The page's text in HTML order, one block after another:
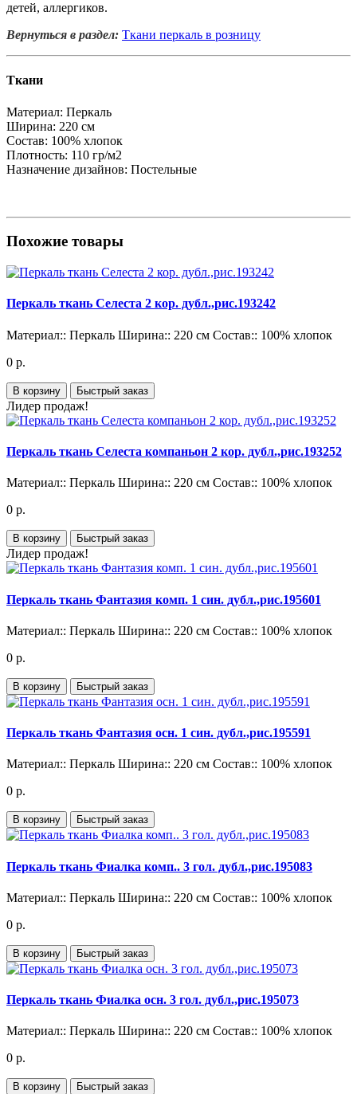
детей, аллергиков.
Вернуться в раздел: Ткани перкаль в розницу
Ткани
Материал: Перкаль
Ширина: 220 см
Состав: 100% хлопок
Плотность: 110 гр/м2
Назначение дизайнов: Постельные
Похожие товары
Перкаль ткань Селеста 2 кор. дубл.,рис.193242
Материал:: Перкаль Ширина:: 220 см Состав:: 100% хлопок
0 р.
В корзину Быстрый заказ
Лидер продаж!
Перкаль ткань Селеста компаньон 2 кор. дубл.,рис.193252
Материал:: Перкаль Ширина:: 220 см Состав:: 100% хлопок
0 р.
В корзину Быстрый заказ
Лидер продаж!
Перкаль ткань Фантазия комп. 1 син. дубл.,рис.195601
Материал:: Перкаль Ширина:: 220 см Состав:: 100% хлопок
0 р.
В корзину Быстрый заказ
Перкаль ткань Фантазия осн. 1 син. дубл.,рис.195591
Материал:: Перкаль Ширина:: 220 см Состав:: 100% хлопок
0 р.
В корзину Быстрый заказ
Перкаль ткань Фиалка комп.. 3 гол. дубл.,рис.195083
Материал:: Перкаль Ширина:: 220 см Состав:: 100% хлопок
0 р.
В корзину Быстрый заказ
Перкаль ткань Фиалка осн. 3 гол. дубл.,рис.195073
Материал:: Перкаль Ширина:: 220 см Состав:: 100% хлопок
0 р.
В корзину Быстрый заказ